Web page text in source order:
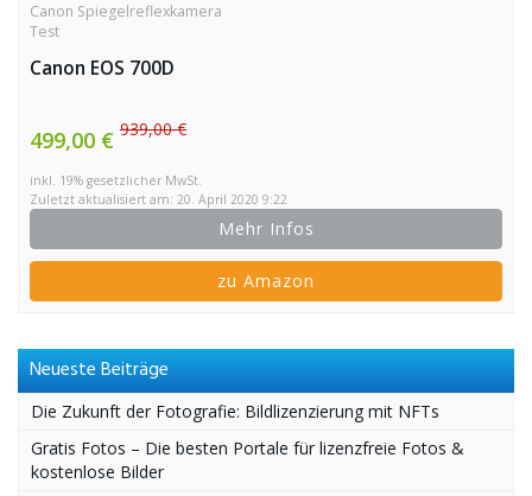
Canon Spiegelreflexkamera
Test
Canon EOS 700D
499,00 € 939,00 €
inkl. 19% gesetzlicher MwSt.
Zuletzt aktualisiert am: 20. April 2020 9:22
Mehr Infos
zu Amazon
Neueste Beiträge
Die Zukunft der Fotografie: Bildlizenzierung mit NFTs
Gratis Fotos – Die besten Portale für lizenzfreie Fotos &
kostenlose Bilder